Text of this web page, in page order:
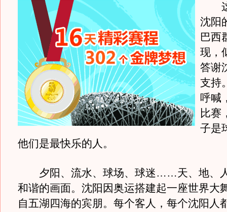
这
沈阳
巴西
现，
答谢
支持
呼喊
比赛
子是
他们是最快乐的人。
夕阳、流水、球场、球迷……天、地、
和谐的画面。沈阳因奥运搭建起一座世界大
自五湖四海的宾朋。每个客人，每个沈阳人